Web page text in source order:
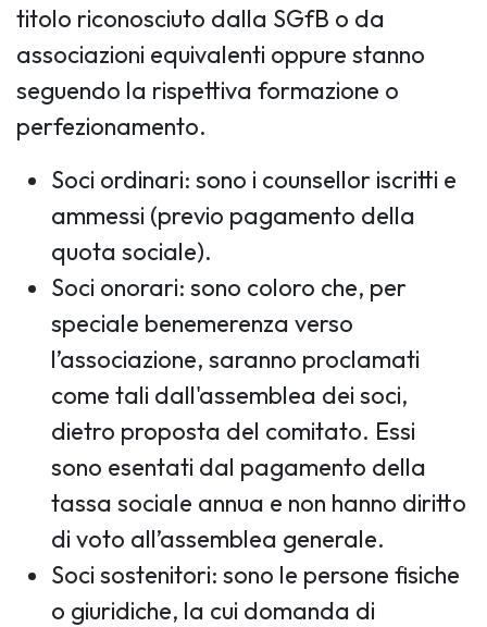
titolo riconosciuto dalla SGfB o da
associazioni equivalenti oppure stanno
seguendo la rispettiva formazione o
perfezionamento.
Soci ordinari: sono i counsellor iscritti e
ammessi (previo pagamento della
quota sociale).
Soci onorari: sono coloro che, per
speciale benemerenza verso
l’associazione, saranno proclamati
come tali dall'assemblea dei soci,
dietro proposta del comitato. Essi
sono esentati dal pagamento della
tassa sociale annua e non hanno diritto
di voto all’assemblea generale.
Soci sostenitori: sono le persone fisiche
o giuridiche, la cui domanda di